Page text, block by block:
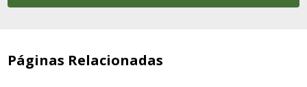
Páginas Relacionadas